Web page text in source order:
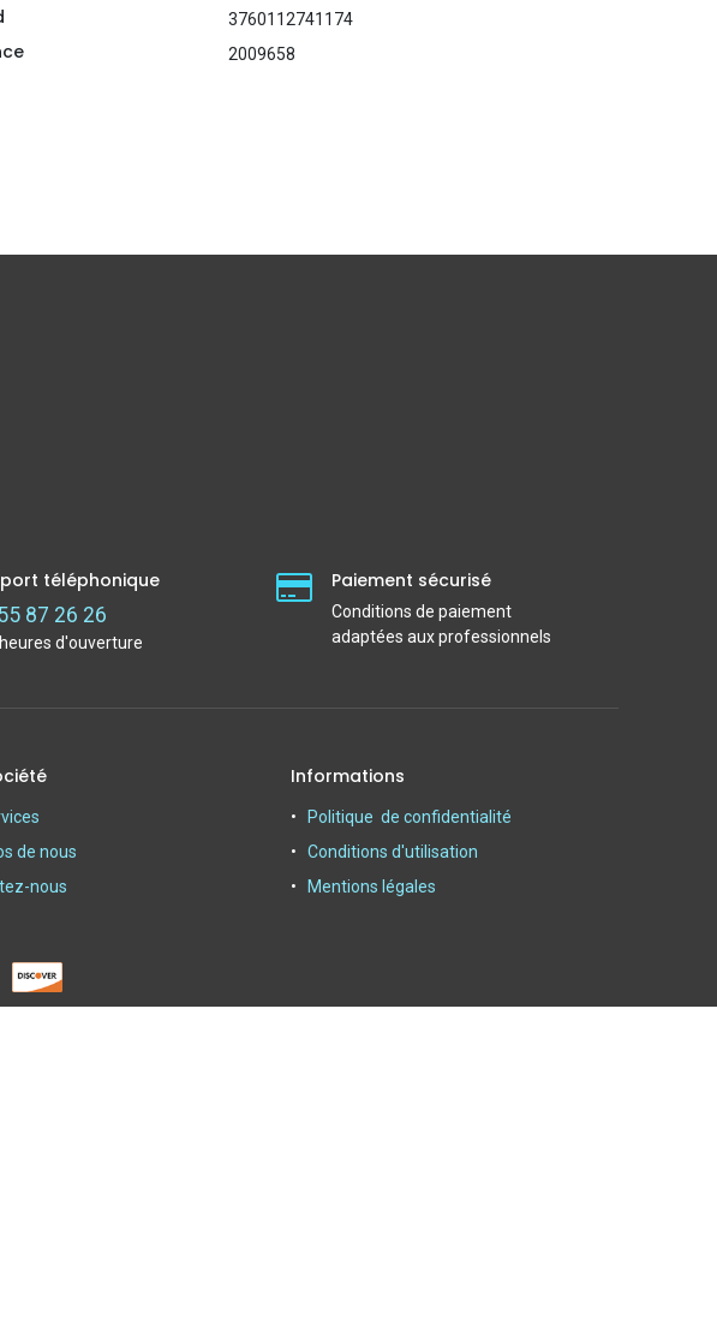
3760112741174
2009658
téléphonique
87 26 26
d'ouverture
Paiement sécurisé
Conditions de paiement
adaptées aux professionnels
de nous
nous
Informations
Politique de confidentialité
Conditions d'utilisation
Mentions légales